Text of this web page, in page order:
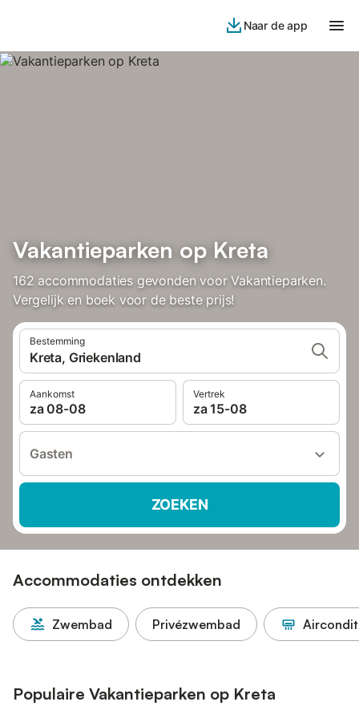
Naar de app
Vakantieparken op Kreta
162 accommodaties gevonden voor Vakantieparken.
Vergelijk en boek voor de beste prijs!
Bestemming
Kreta, Griekenland
Aankomst
za 08-08
Vertrek
za 15-08
Gasten
ZOEKEN
Accommodaties ontdekken
Zwembad Privézwembad
Populaire Vakantieparken op Kreta